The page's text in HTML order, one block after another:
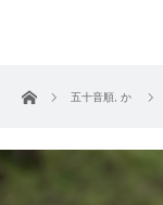
ホーム 五十音順 か